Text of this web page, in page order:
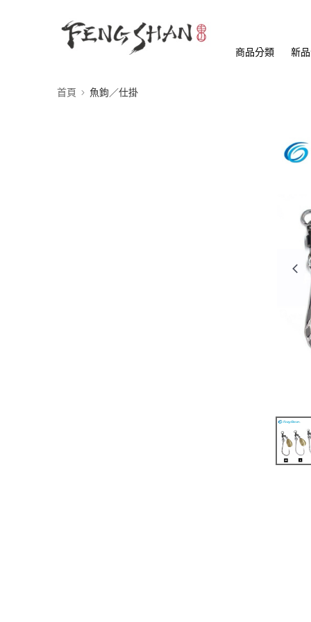
商品分類 新
首頁 魚鉤／仕掛